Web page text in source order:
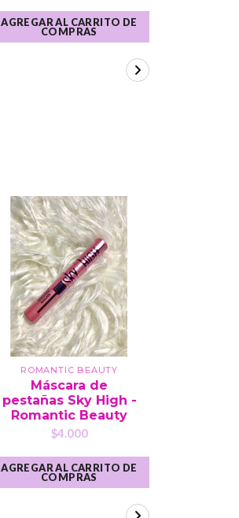
AGREGAR AL CARRITO DE
COMPRAS
ROMANTIC BEAUTY
Máscara de
pestañas Sky High -
Romantic Beauty
$4.000
AGREGAR AL CARRITO DE
COMPRAS